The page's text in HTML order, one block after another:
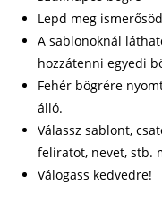
Lepd meg
A sablonoknál
hozzátenni egyedi
Fehér bögrére
álló.
Válassz sablont,
feliratot, nevet, stb.
Válogass kedvedre!